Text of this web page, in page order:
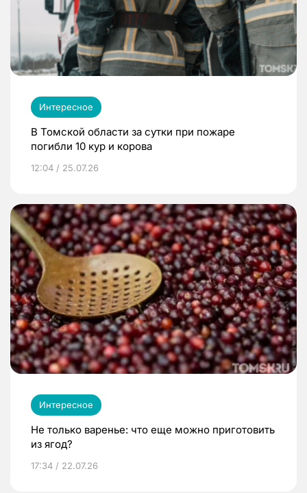
Интересное
В Томской области за сутки при пожаре
погибли 10 кур и корова
12:04 / 25.07.26
Интересное
Не только варенье: что еще можно приготовить
из ягод?
17:34 / 22.07.26